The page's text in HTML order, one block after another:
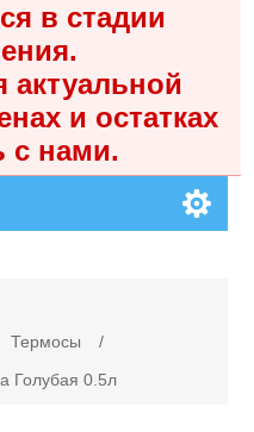
в стадии
актуальной
и остатках
с нами.
Термосы
/
Голубая 0.5л